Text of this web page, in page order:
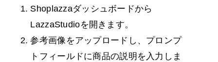
Shoplazzaダッシュボードから
LazzaStudioを開きます。
参考画像をアップロードし、プロンプ
トフィールドに商品の説明を入力しま